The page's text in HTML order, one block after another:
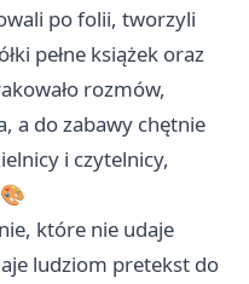
po folii, tworzyli
pełne książek oraz
rozmów,
a do zabawy chętnie
i czytelnicy,
które nie udaje
ludziom pretekst do